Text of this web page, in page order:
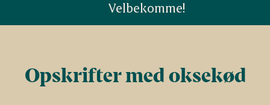
Velbekomme!
Opskrifter med oksekød